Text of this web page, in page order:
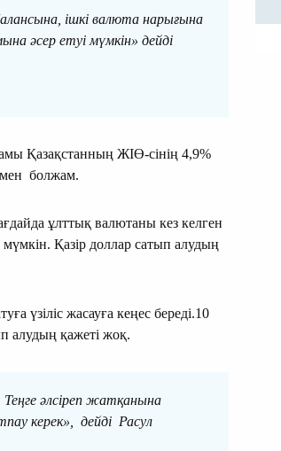
ішкі валюта нарығына
әсер етуі мүмкін» дейді
Қазақстанның ЖІӨ-сінің 4,9%
болжам.
ұлттық валютаны кез келген
Қазір доллар сатып алудың
үзіліс жасауға кеңес береді.10
алудың қажеті жоқ.
әлсіреп жатқанына
керек», дейді Расул